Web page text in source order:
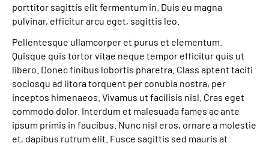
porttitor sagittis elit fermentum in. Duis eu magna
pulvinar, efficitur arcu eget, sagittis leo.
Pellentesque ullamcorper et purus et elementum.
Quisque quis tortor vitae neque tempor efficitur quis ut
libero. Donec finibus lobortis pharetra. Class aptent taciti
sociosqu ad litora torquent per conubia nostra, per
inceptos himenaeos. Vivamus ut facilisis nisl. Cras eget
commodo dolor. Interdum et malesuada fames ac ante
ipsum primis in faucibus. Nunc nisl eros, ornare a molestie
et, dapibus rutrum elit. Fusce sagittis sed mauris at